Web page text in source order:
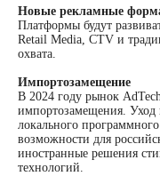
Новые рекламные
Платформы будут
Retail Media, CTV и
охвата.
Импортозамещение
В 2024 году рынок
импортозамещения. Уход
локального
возможности для
иностранные решения
технологий.
Запишитесь на
предложите формат